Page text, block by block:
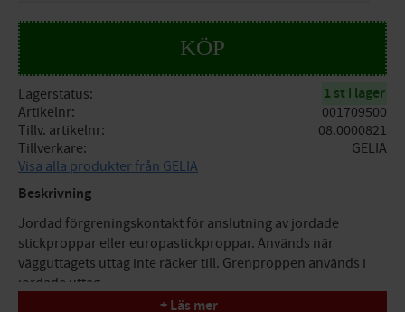
KÖP
Lagerstatus 1 st i lager
Artikelnr
001709500
Tillv. artikelnr
08.0000821
Tillverkare
GELIA
Visa alla produkter från GELIA
Beskrivning
Jordad förgreningskontakt för anslutning av jordade
stickproppar eller europastickproppar. Används när
vägguttagets uttag inte räcker till. Grenproppen används i
jordade uttag.
+ Läs mer